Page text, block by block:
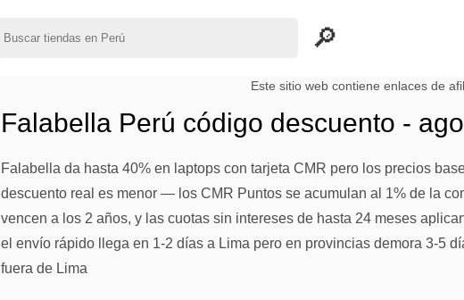
Este sitio web contiene enlaces de
Falabella Perú código descuento -
Falabella da hasta 40% en laptops con tarjeta CMR pero los precios
descuento real es menor — los CMR Puntos se acumulan al 1% de la
vencen a los 2 años, y las cuotas sin intereses de hasta 24 meses
el envío rápido llega en 1-2 días a Lima pero en provincias demora 3-5
fuera de Lima